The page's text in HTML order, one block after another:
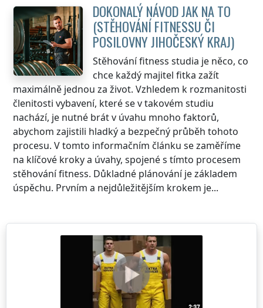
DOKONALÝ NÁVOD JAK NA TO
(STĚHOVÁNÍ FITNESSU ČI
POSILOVNYJIHOČESKÝ KRAJ)
Stěhování fitness studia je něco, co
chce každý majitel fitka zažít
maximálně jednou za život. Vzhledem k rozmanitosti
členitosti vybavení, které se v takovém studiu
nachází, je nutné brát v úvahu mnoho faktorů,
abychom zajistili hladký a bezpečný průběh tohoto
procesu. V tomto informačním článku se zaměříme
na klíčové kroky a úvahy, spojené s tímto procesem
stěhování fitness. Důkladné plánování je základem
úspěchu. Prvním a nejdůležitějším krokem je...